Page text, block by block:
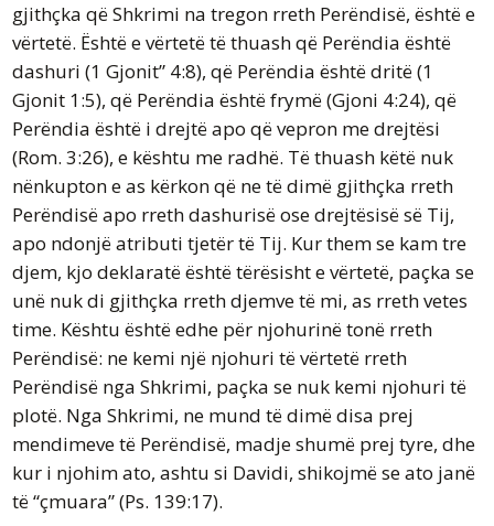
gjithçka që Shkrimi na tregon rreth Perëndisë, është e
vërtetë. Është e vërtetë të thuash që Perëndia është
dashuri (1 Gjonit” 4:8), që Perëndia është dritë (1
Gjonit 1:5), që Perëndia është frymë (Gjoni 4:24), që
Perëndia është i drejtë apo që vepron me drejtësi
(Rom. 3:26), e kështu me radhë. Të thuash këtë nuk
nënkupton e as kërkon që ne të dimë gjithçka rreth
Perëndisë apo rreth dashurisë ose drejtësisë së Tij,
apo ndonjë atributi tjetër të Tij. Kur them se kam tre
djem, kjo deklaratë është tërësisht e vërtetë, paçka se
unë nuk di gjithçka rreth djemve të mi, as rreth vetes
time. Kështu është edhe për njohurinë tonë rreth
Perëndisë: ne kemi një njohuri të vërtetë rreth
Perëndisë nga Shkrimi, paçka se nuk kemi njohuri të
plotë. Nga Shkrimi, ne mund të dimë disa prej
mendimeve të Perëndisë, madje shumë prej tyre, dhe
kur i njohim ato, ashtu si Davidi, shikojmë se ato janë
të “çmuara” (Ps. 139:17).